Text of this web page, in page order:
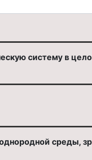
систему в
среды,